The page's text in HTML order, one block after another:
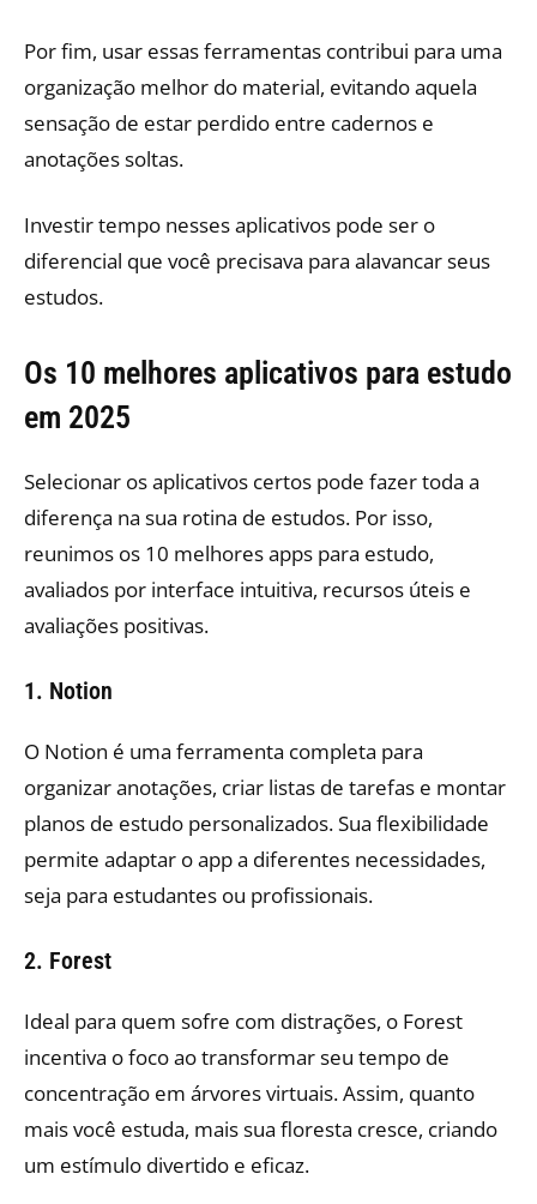
Por fim, usar essas ferramentas contribui para uma
organização melhor do material, evitando aquela
sensação de estar perdido entre cadernos e
anotações soltas.
Investir tempo nesses aplicativos pode ser o
diferencial que você precisava para alavancar seus
estudos.
Os 10 melhores aplicativos para estudo
em 2025
Selecionar os aplicativos certos pode fazer toda a
diferença na sua rotina de estudos. Por isso,
reunimos os 10 melhores apps para estudo,
avaliados por interface intuitiva, recursos úteis e
avaliações positivas.
1. Notion
O Notion é uma ferramenta completa para
organizar anotações, criar listas de tarefas e montar
planos de estudo personalizados. Sua flexibilidade
permite adaptar o app a diferentes necessidades,
seja para estudantes ou profissionais.
2. Forest
Ideal para quem sofre com distrações, o Forest
incentiva o foco ao transformar seu tempo de
concentração em árvores virtuais. Assim, quanto
mais você estuda, mais sua floresta cresce, criando
um estímulo divertido e eficaz.